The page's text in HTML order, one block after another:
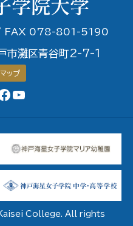
078-801-5190
市灘区青谷町2-7-1
ップ
ページYouTubeチャンネル
College. All rights